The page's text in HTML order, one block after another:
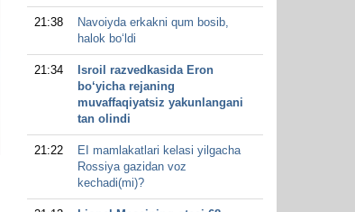
21:38
Navoiyda erkakni qum bosib,
halok bo‘ldi
21:34
Isroil razvedkasida Eron
bo‘yicha rejaning
muvaffaqiyatsiz yakunlangani
tan olindi
21:22
EI mamlakatlari kelasi yilgacha
Rossiya gazidan voz
kechadi(mi)?